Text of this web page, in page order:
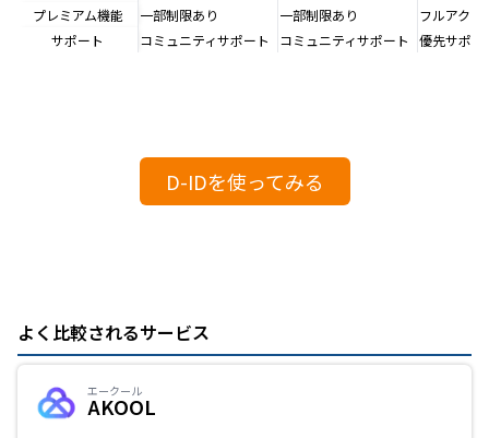
プレミアム機能
一部制限あり 一部制限あり
フルアクセ
サポート
コミュニティサポート コミュニティサポート 優先サポー
D-IDを使ってみる
よく比較されるサービス
エークール
AKOOL